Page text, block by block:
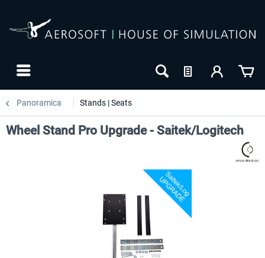
Panoramica Stands | Seats
Wheel Stand Pro Upgrade - Saitek/Logitech